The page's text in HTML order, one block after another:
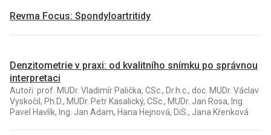
Revma Focus: Spondyloartritidy
Denzitometrie v praxi: od kvalitního snímku po správnou
interpretaci
Autoři: prof. MUDr. Vladimír Palička, CSc., Dr.h.c., doc. MUDr. Václav
Vyskočil, Ph.D., MUDr. Petr Kasalický, CSc., MUDr. Jan Rosa, Ing.
Pavel Havlík, Ing. Jan Adam, Hana Hejnová, DiS., Jana Křenková